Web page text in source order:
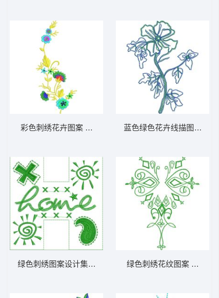
彩色刺绣花卉图案 免费大花系列1万针以上
绿色刺绣图案设计集合 免费大花系列1万针以
蓝色绿色花卉线描图 免费
绿色刺绣花纹图案 免费大